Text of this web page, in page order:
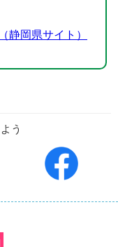
静岡県サイト）
う